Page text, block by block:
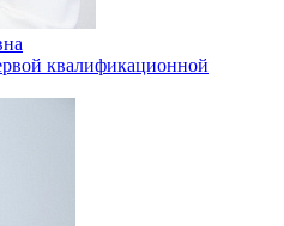
квалификационной